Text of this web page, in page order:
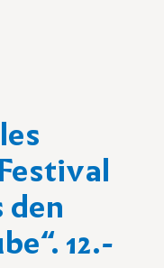
12.-